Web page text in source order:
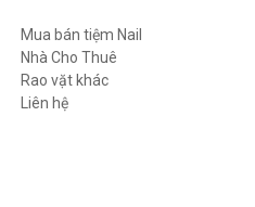
Mua bán tiệm Nail
Nhà Cho Thuê
Rao vặt khác
Liên hệ